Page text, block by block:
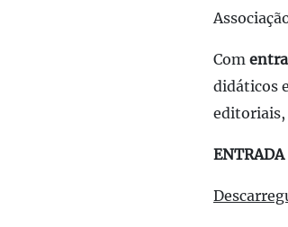
Com
didáticos
editoriais,